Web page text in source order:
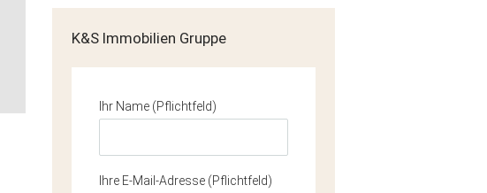
K&S Immobilien Gruppe
Ihr Name (Pflichtfeld)
Ihre E-Mail-Adresse (Pflichtfeld)